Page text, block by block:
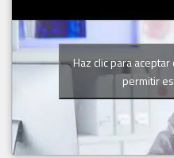
Haz clic para
permitir